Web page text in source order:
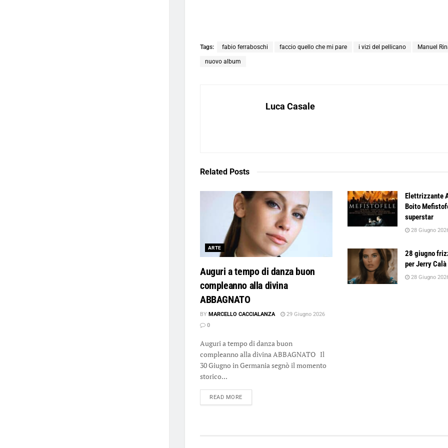
Tags: fabio ferraboschi faccio quello che mi pare i vizi del pellicano Manuel
nuovo album
Luca Casale
Related Posts
ARTE
Auguri a tempo di danza buon
compleanno alla divina
ABBAGNATO
BY MARCELLO CACCIALANZA
29 Giugno 2026
0
Auguri a tempo di danza buon
compleanno alla divina ABBAGNATO Il
30 Giugno in Germania segnò il momento
storico...
READ MOREDETAILS
Elettrizzante
Boito
superstar
28 Giugno
28 giugno
per Jerry Calà
28 Giugno